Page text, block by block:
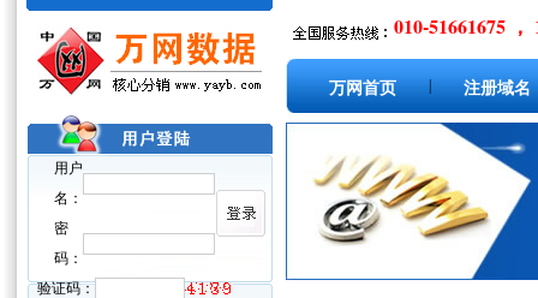
用户
名：
密
码：
验证码：
010-51661675 ，
万网首页 注册域名